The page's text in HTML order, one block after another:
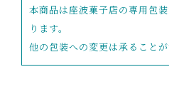
本商品は座波菓子店の専用包
ります。
他の包装への変更は承ることが